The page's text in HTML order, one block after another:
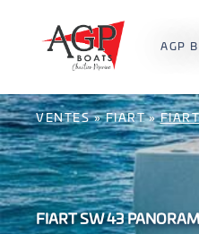
AGP
VENTES»FIART»
FIART SW 43